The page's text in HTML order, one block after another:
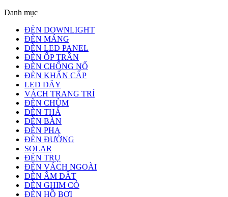
Danh mục
ĐÈN DOWNLIGHT
ĐÈN MÁNG
ĐÈN LED PANEL
ĐÈN ỐP TRẦN
ĐÈN CHỐNG NỔ
ĐÈN KHẨN CẤP
LED DÂY
VÁCH TRANG TRÍ
ĐÈN CHÙM
ĐÈN THẢ
ĐÈN BÀN
ĐÈN PHA
ĐÈN ĐƯỜNG
SOLAR
ĐÈN TRỤ
ĐÈN VÁCH NGOÀI
ĐÈN ÂM ĐẤT
ĐÈN GHIM CỎ
ĐÈN HỒ BƠI